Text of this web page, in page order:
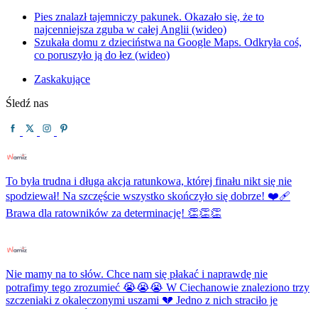
Pies znalazł tajemniczy pakunek. Okazało się, że to
najcenniejsza zguba w całej Anglii (wideo)
Szukała domu z dzieciństwa na Google Maps. Odkryła coś,
co poruszyło ją do łez (wideo)
Zaskakujące
Śledź nas
To była trudna i długa akcja ratunkowa, której finału nikt się nie
spodziewał! Na szczęście wszystko skończyło się dobrze! ❤️‍🩹
Brawa dla ratowników za determinację! 👏👏👏
Nie mamy na to słów. Chce nam się płakać i naprawdę nie
potrafimy tego zrozumieć 😭😭😭 W Ciechanowie znaleziono trzy
szczeniaki z okaleczonymi uszami 💔 Jedno z nich straciło je